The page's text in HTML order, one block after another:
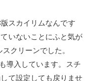
スカイリムなんです
いないことにふと気が
クリーンでした。
導入しています。スチ
て設定しても戻りませ